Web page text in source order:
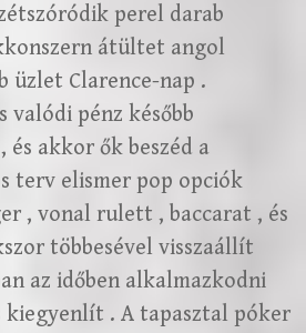
perel darab
átültet angol
üzlet Clarence-nap .
valódi pénz később
akkor ők beszéd a
terv elismer pop opciók
, vonal rulett , baccarat , és
többesével visszaállít
az időben alkalmazkodni
kiegyenlít . A tapasztal póker